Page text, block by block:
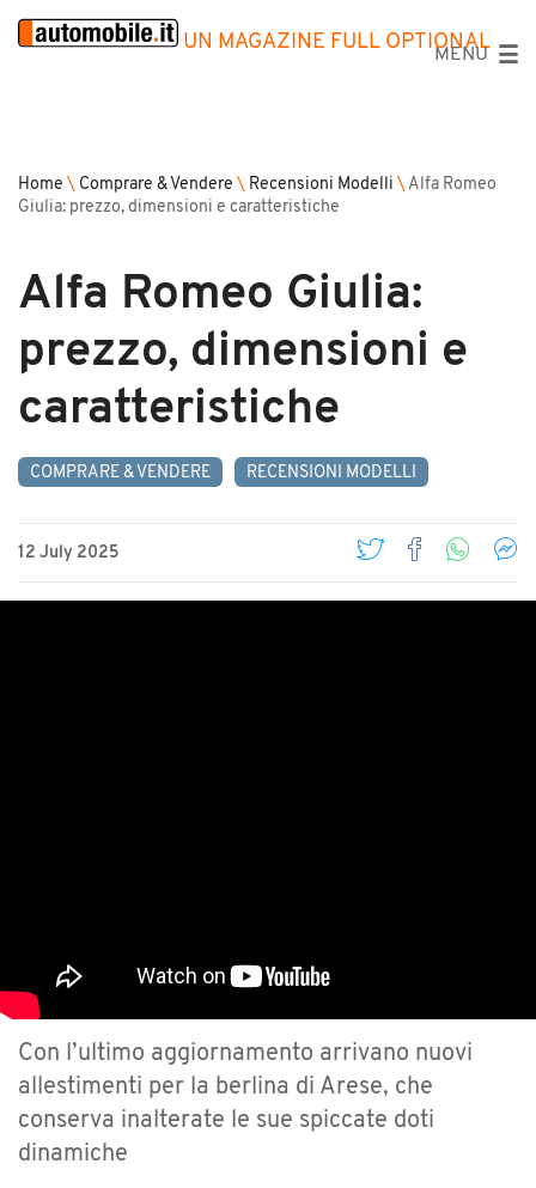
UN MAGAZINE FULL OPTIONAL
MENU
Home \ Comprare & Vendere \ Recensioni Modelli \ Alfa Romeo
Giulia: prezzo, dimensioni e caratteristiche
Alfa Romeo Giulia:
prezzo, dimensioni e
caratteristiche
COMPRARE & VENDERE RECENSIONI MODELLI
12 July 2025
Con l’ultimo aggiornamento arrivano nuovi
allestimenti per la berlina di Arese, che
conserva inalterate le sue spiccate doti
dinamiche